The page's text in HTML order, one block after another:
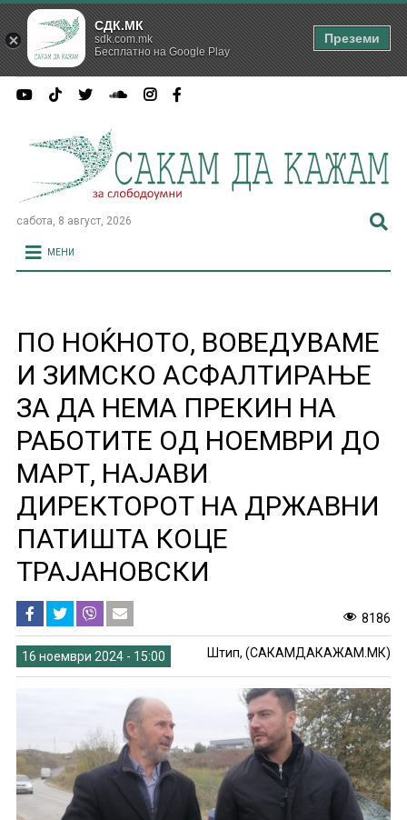
сабота, 8 август, 2026
МЕНИ
ПО НОЌНОТО, ВОВЕДУВAME
И ЗИМСКО АСФАЛТИРАЊЕ
ЗА ДА НЕМА ПРЕКИН НА
РАБОТИТЕ ОД НОEМВРИ ДО
МАРТ, НАЈАВИ
ДИРЕКТОРОТ НА ДРЖАВНИ
ПАТИШТА КОЦЕ
ТРАЈАНОВСКИ
8186
16 ноември 2024 - 15:00 Штип, (САКАМДАКАЖАМ.МК)
СДК.МК
sdk.com.mk
Бесплатно на Google Play
Преземи